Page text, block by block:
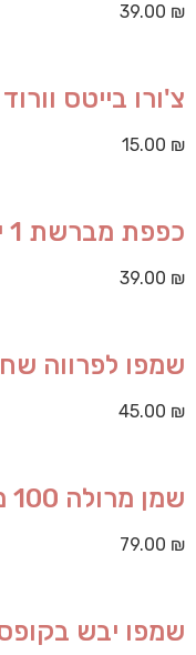
39.00 ₪
צ'ורו בייטס וורוד 3 יחידות
15.00 ₪
כפפת מברשת 1 יחידות
39.00 ₪
שמפו לפרווה שחורה
45.00 ₪
שמן מרולה 100 מ"ל
79.00 ₪
שמפו יבש בקופסה 150